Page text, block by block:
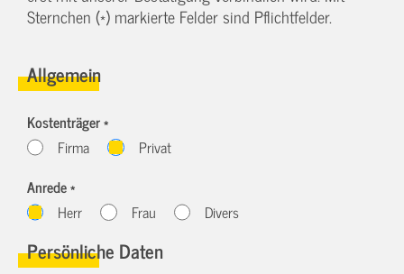
Sternchen (*) markierte Felder sind Pflichtfelder.
Allgemein
Kostenträger *
Firma
Privat
Anrede *
Herr
Frau Divers
Persönliche Daten